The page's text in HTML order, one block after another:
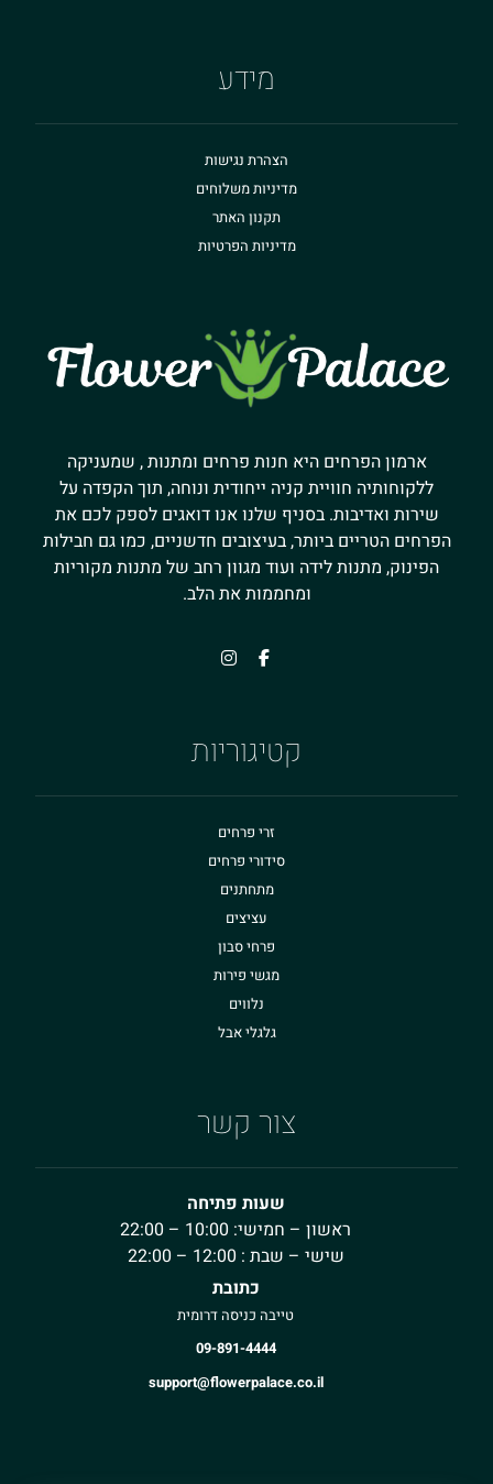
מידע
הצהרת נגישות
מדיניות משלוחים
תקנון האתר
מדיניות הפרטיות
ארמון הפרחים היא חנות פרחים ומתנות , שמעניקה
ללקוחותיה חוויית קניה ייחודית ונוחה, תוך הקפדה על
שירות ואדיבות. בסניף שלנו אנו דואגים לספק לכם את
הפרחים הטריים ביותר, בעיצובים חדשניים, כמו גם חבילות
הפינוק, מתנות לידה ועוד מגוון רחב של מתנות מקוריות
ומחממות את הלב.
קטיגוריות
זרי פרחים
סידורי פרחים
מתחתנים
עציצים
פרחי סבון
מגשי פירות
נלווים
גלגלי אבל
צור קשר
שעות פתיחה
ראשון – חמישי: 10:00 – 22:00
שישי – שבת : 12:00 – 22:00
כתובת
טייבה כניסה דרומית
09-891-4444
support@flowerpalace.co.il